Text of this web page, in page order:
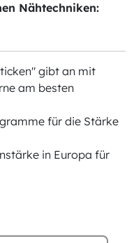
Nähtechniken:
gibt an mit
am besten
für die Stärke
in Europa für